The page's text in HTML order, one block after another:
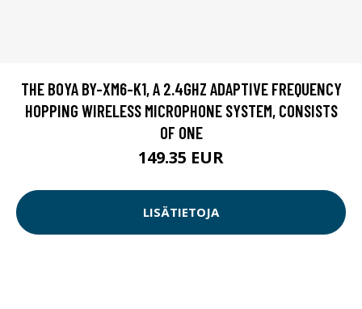
THE BOYA BY-XM6-K1, A 2.4GHZ ADAPTIVE FREQUENCY
HOPPING WIRELESS MICROPHONE SYSTEM, CONSISTS
OF ONE
149.35 EUR
LISÄTIETOJA